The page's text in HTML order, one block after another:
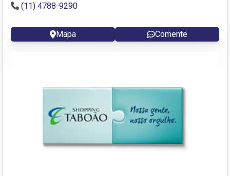
(11) 4788-9290
Mapa Comente